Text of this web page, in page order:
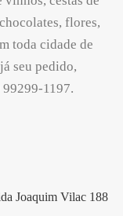
flores,
toda cidade de
seu pedido,
1197.
Joaquim Vilac 188